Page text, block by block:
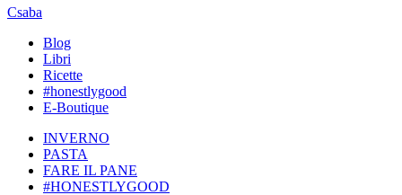
Csaba
Blog
Libri
Ricette
#honestlygood
E-Boutique
INVERNO
PASTA
FARE IL PANE
#HONESTLYGOOD